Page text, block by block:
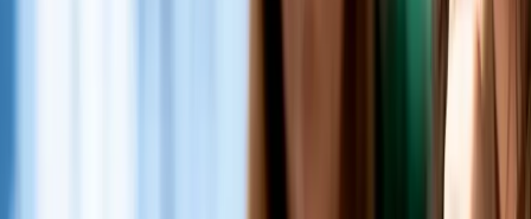
Facturar bien y estar en problemas financieros no son cosas
incompatibles. De hecho, muchas de las empresas que
acaban necesitando una intervención financiera urgente
están en su mejor momento de ventas. El problema no es
cuánto entra, sino cuánto queda, cómo se gestiona y qué
pasa cuando la caja no refleja lo que dice la cuenta de